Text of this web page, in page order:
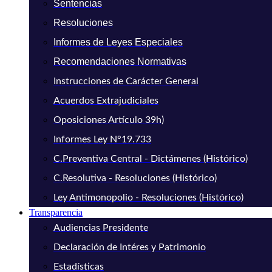
Sentencias
Resoluciones
Informes de Leyes Especiales
Recomendaciones Normativas
Instrucciones de Carácter General
Acuerdos Extrajudiciales
Oposiciones Artículo 39h)
Informes Ley N°19.733
C.Preventiva Central - Dictámenes (Histórico)
C.Resolutiva - Resoluciones (Histórico)
Ley Antimonopolio - Resoluciones (Histórico)
Transparencia
Audiencias Presidente
Declaración de Intéres y Patrimonio
Estadísticas